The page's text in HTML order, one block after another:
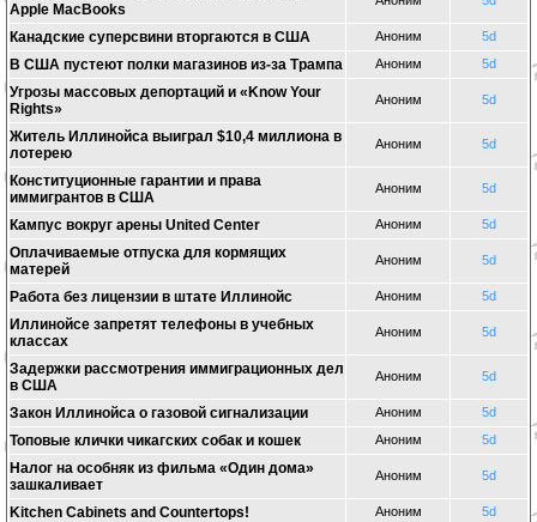
Apple MacBooks
Канадские суперсвини вторгаются в США Аноним 5d
В США пустеют полки магазинов из-за Трампа Аноним 5d
Угрозы массовых депортаций и «Know Your
Rights»
Аноним 5d
Житель Иллинойса выиграл $10,4 миллиона в
лотерею
Аноним 5d
Конституционные гарантии и права
иммигрантов в США
Аноним 5d
Кампус вокруг арены United Center Аноним 5d
Оплачиваемые отпуска для кормящих
матерей
Аноним 5d
Работа без лицензии в штате Иллинойс Аноним 5d
Иллинойсе запретят телефоны в учебных
классах
Аноним 5d
Задержки рассмотрения иммиграционных дел
в США
Аноним 5d
Закон Иллинойса о газовой сигнализации Аноним 5d
Топовые клички чикагских собак и кошек Аноним 5d
Налог на особняк из фильма «Один дома»
зашкаливает
Аноним 5d
Kitchen Cabinets and Countertops! Аноним 5d